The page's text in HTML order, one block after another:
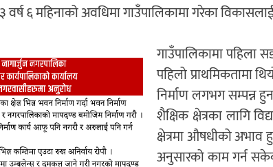
वर्ष ६ महिनाको अवधिमा गाउँपालिकामा गरेका
गाउँपालिकामा पहिला
पहिलो प्राथमिकतामा
निर्माण लगभग सम्पन्न
शैक्षिक क्षेत्रका लागि
क्षेत्रमा औषधीको
अनुसारको काम गर्न